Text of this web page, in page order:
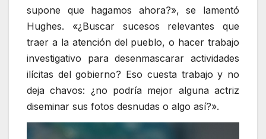
supone que hagamos ahora?», se lamentó
Hughes. «¿Buscar sucesos relevantes que
traer a la atención del pueblo, o hacer trabajo
investigativo para desenmascarar actividades
ilícitas del gobierno? Eso cuesta trabajo y no
deja chavos: ¿no podría mejor alguna actriz
diseminar sus fotos desnudas o algo así?».